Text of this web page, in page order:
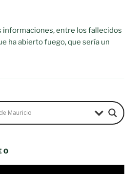
informaciones, entre los fallecidos
ha abierto fuego, que sería un